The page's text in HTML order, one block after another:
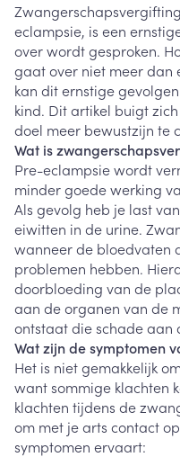
eclampsie, is een
over wordt gesproken.
gaat over niet meer dan
kan dit ernstige
kind. Dit artikel buigt
doel meer bewustzijn te
Wat is
Pre-eclampsie wordt
minder goede werking
Als gevolg heb je last
eiwitten in de urine.
wanneer de bloedvaten
problemen hebben.
doorbloeding van de
aan de organen van de
ontstaat die schade aan
Wat zijn de symptomen
Het is niet gemakkelijk
want sommige klachten
klachten tijdens de
om met je arts contact
symptomen ervaart: